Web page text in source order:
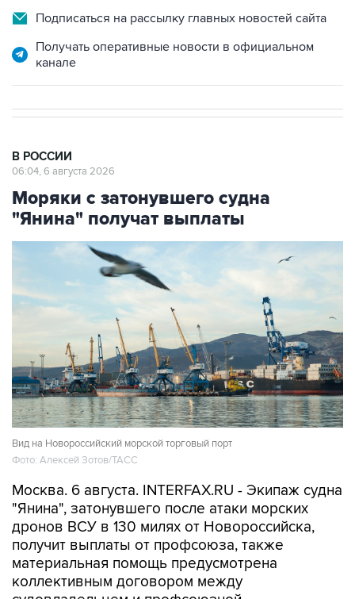
Подписаться на рассылку главных новостей сайта
Получать оперативные новости в официальном
канале
В РОССИИ
06:04, 6 августа 2026
Моряки с затонувшего судна
"Янина" получат выплаты
Вид на Новороссийский морской торговый порт
Фото: Алексей Зотов/ТАСС
Москва. 6 августа. INTERFAX.RU - Экипаж судна
"Янина", затонувшего после атаки морских
дронов ВСУ в 130 милях от Новороссийска,
получит выплаты от профсоюза, также
материальная помощь предусмотрена
коллективным договором между